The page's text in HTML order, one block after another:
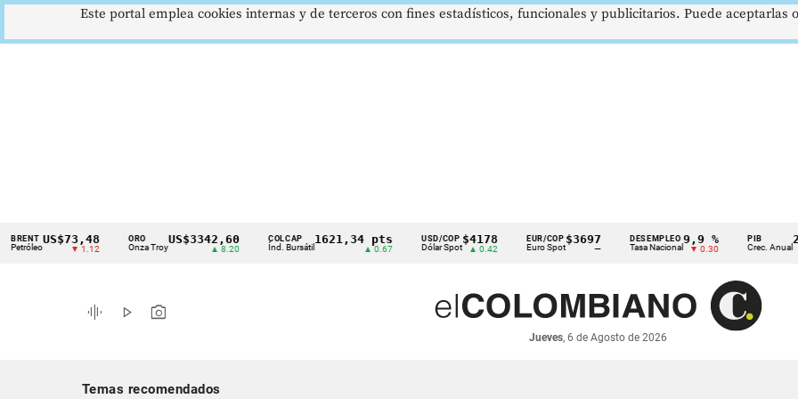
Cintillo
indicadores
económicos
US$73,48
▼ 1.12
ORO
Onza Troy
US$3342,60 COLCAP
Índ. Bursátil
1621,34 pts USD/COP
Dólar Spot
$4178
▲ 0.42
EUR/COP
Euro Spot
$3697
—
DESEMPLEO
Tasa Nacional
9,9 %
▼ 0.30
PIB
Crec. Anual
2,8 %
▲ 0.10
graphic_eq play_arrow photo_camera
Jueves, 6 de Agosto de 2026
Temas recomendados
Este portal emplea cookies internas y de terceros con fines estadísticos, funcionales y publicitarios. Puede aceptarlas